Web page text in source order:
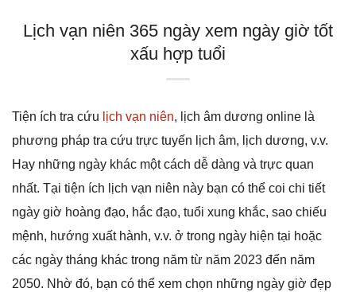
Lịch vạn niên 365 ngày xem ngày giờ tốt
xấu hợp tuổi
Tiện ích tra cứu lịch vạn niên, lịch âm dương online là
phương pháp tra cứu trực tuyến lịch âm, lịch dương, v.v.
Hay những ngày khác một cách dễ dàng và trực quan
nhất. Tại tiện ích lịch vạn niên này bạn có thể coi chi tiết
ngày giờ hoàng đạo, hắc đạo, tuổi xung khắc, sao chiếu
mệnh, hướng xuất hành, v.v. ở trong ngày hiện tại hoặc
các ngày tháng khác trong năm từ năm 2023 đến năm
2050. Nhờ đó, bạn có thể xem chọn những ngày giờ đẹp